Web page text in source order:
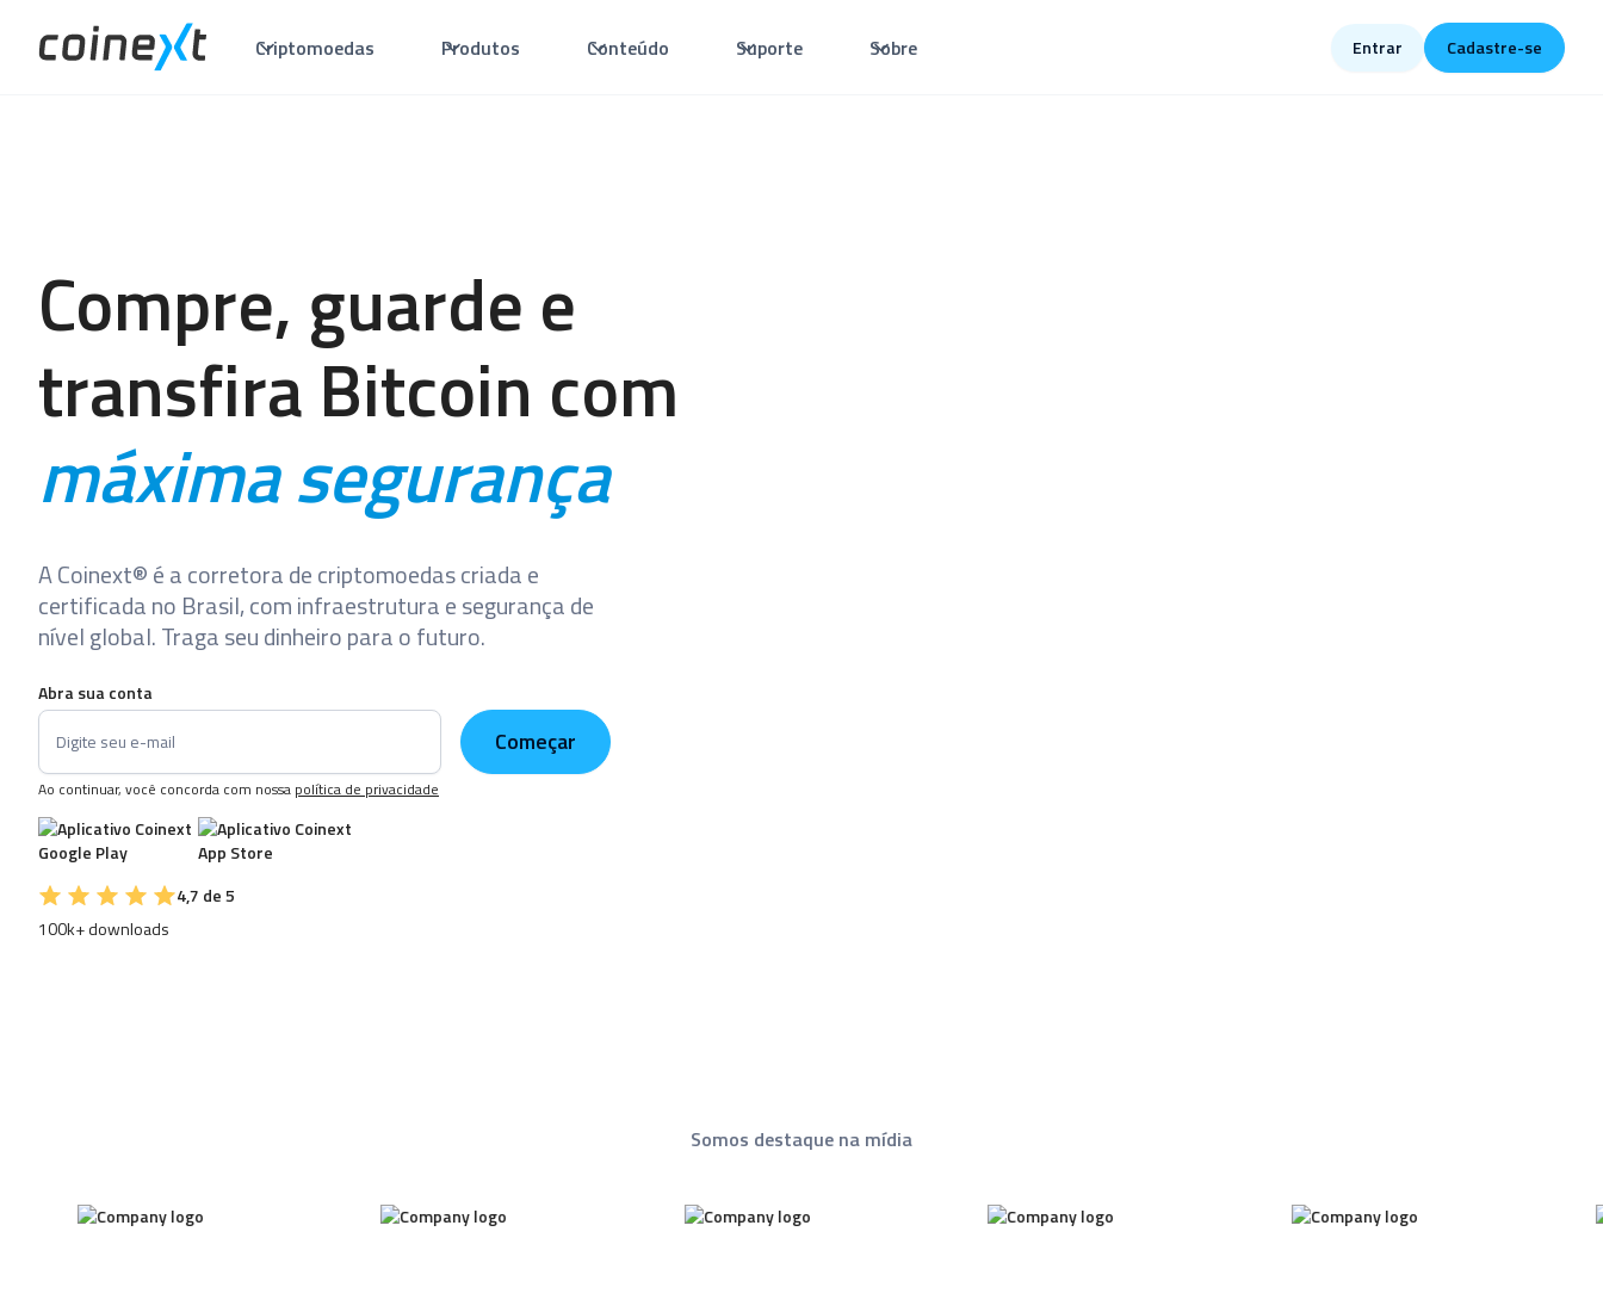
Criptomoedas Produtos Conteúdo Suporte Sobre Entrar Cadastre-se
Compre, guarde e
transfira Bitcoin com
máxima segurança
A Coinext® é a corretora de criptomoedas criada e
certificada no Brasil, com infraestrutura e segurança de
nível global. Traga seu dinheiro para o futuro.
Abra sua conta
Ao continuar, você concorda com nossa política de privacidade
4,7 de 5
100k+ downloads
Somos destaque na mídia